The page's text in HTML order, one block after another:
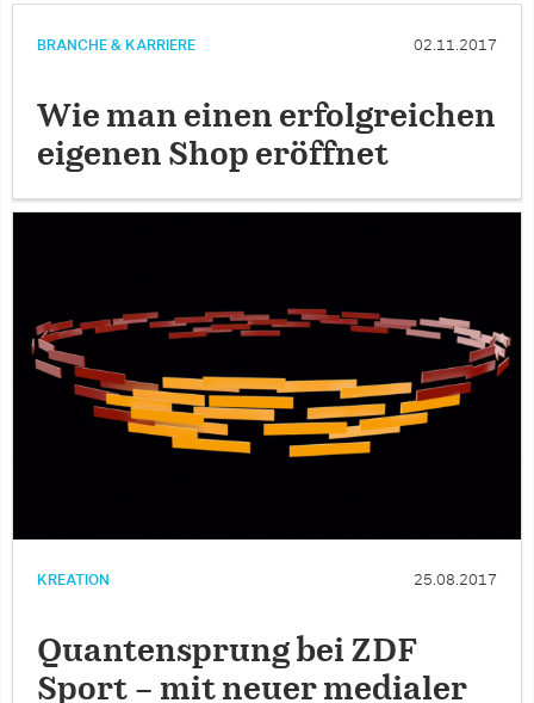
BRANCHE & KARRIERE 02.11.2017
Wie man einen erfolgreichen
eigenen Shop eröffnet
KREATION 25.08.2017
Quantensprung bei ZDF
Sport – mit neuer medialer